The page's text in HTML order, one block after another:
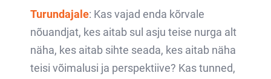
Turundajale: Kas vajad enda kõrvale
nõuandjat, kes aitab sul asju teise nurga alt
näha, kes aitab sihte seada, kes aitab näha
teisi võimalusi ja perspektiive? Kas tunned,